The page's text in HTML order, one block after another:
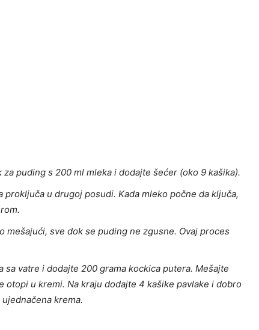
puding s 200 ml mleka i dodajte šećer (oko 9 kašika).
u drugoj posudi. Kada mleko počne da ključa,
mešajući, sve dok se puding ne zgusne. Ovaj proces
sa vatre i dodajte 200 grama kockica putera. Mešajte
otopi u kremi. Na kraju dodajte 4 kašike pavlake i dobro
krema.